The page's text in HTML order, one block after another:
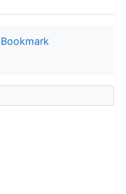
Bookmark